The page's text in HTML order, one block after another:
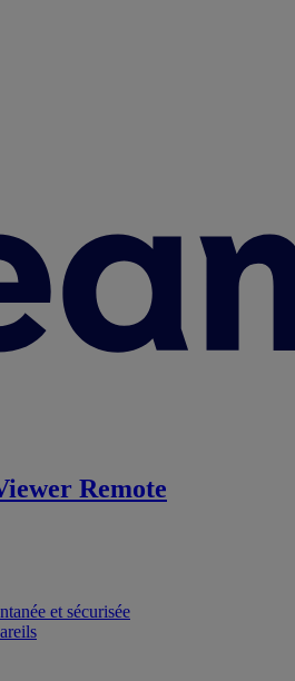
Remote
et sécurisée